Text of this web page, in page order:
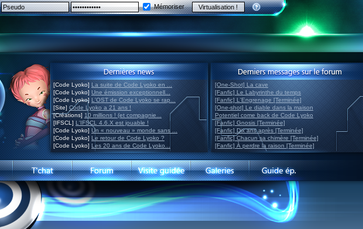
Mémoriser
[Code Lyoko] La suite de Code Lyoko en ...
[Code Lyoko] Une émission exceptionnell...
[Code Lyoko] L'OST de Code Lyoko se rap...
[Site] Code Lyoko a 21 ans !
[Créations] 10 millions ! (et compagnie...
[IFSCL] L'IFSCL 4.6.X est jouable !
[Code Lyoko] Un « nouveau » monde sans ...
[Code Lyoko] Le retour de Code Lyoko ?
[Code Lyoko] Les 20 ans de Code Lyoko...
[One-Shot] La cave
[Fanfic] Le Labyrinthe du temps
[Fanfic] L'Engrenage [Terminée]
[One-shot] Le diable dans la maison
Potentiel come back de Code Lyoko
[Fanfic] Gnosis [Terminée]
[Fanfic] Dix ans après [Terminée]
[Fanfic] Chacun sa chimère [Terminée]
[Fanfic] À perdre la raison [Terminée]